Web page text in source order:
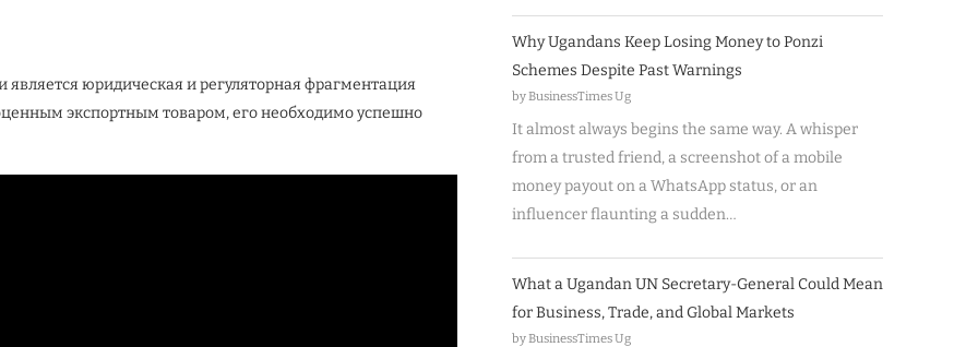
юридическая и регуляторная фрагментация
экспортным товаром, его необходимо успешно
Why Ugandans Keep Losing Money to Ponzi
Schemes Despite Past Warnings
by BusinessTimes Ug
It almost always begins the same way. A whisper
from a trusted friend, a screenshot of a mobile
money payout on a WhatsApp status, or an
influencer flaunting a sudden…
What a Ugandan UN Secretary-General Could Mean
for Business, Trade, and Global Markets
by BusinessTimes Ug